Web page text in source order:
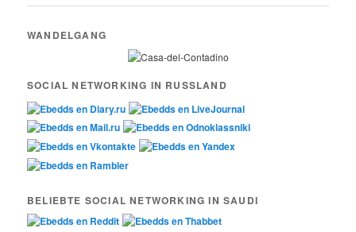
WANDELGANG
SOCIAL NETWORKING IN RUSSLAND
BELIEBTE SOCIAL NETWORKING IN SAUDI